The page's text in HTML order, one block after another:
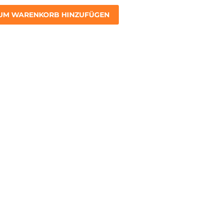
WARENKORB HINZUFÜGEN